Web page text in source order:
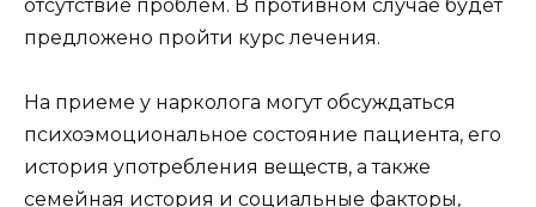
отсутствие проблем. В противном случае будет
предложено пройти курс лечения.
На приеме у нарколога могут обсуждаться
психоэмоциональное состояние пациента, его
история употребления веществ, а также
семейная история и социальные факторы,